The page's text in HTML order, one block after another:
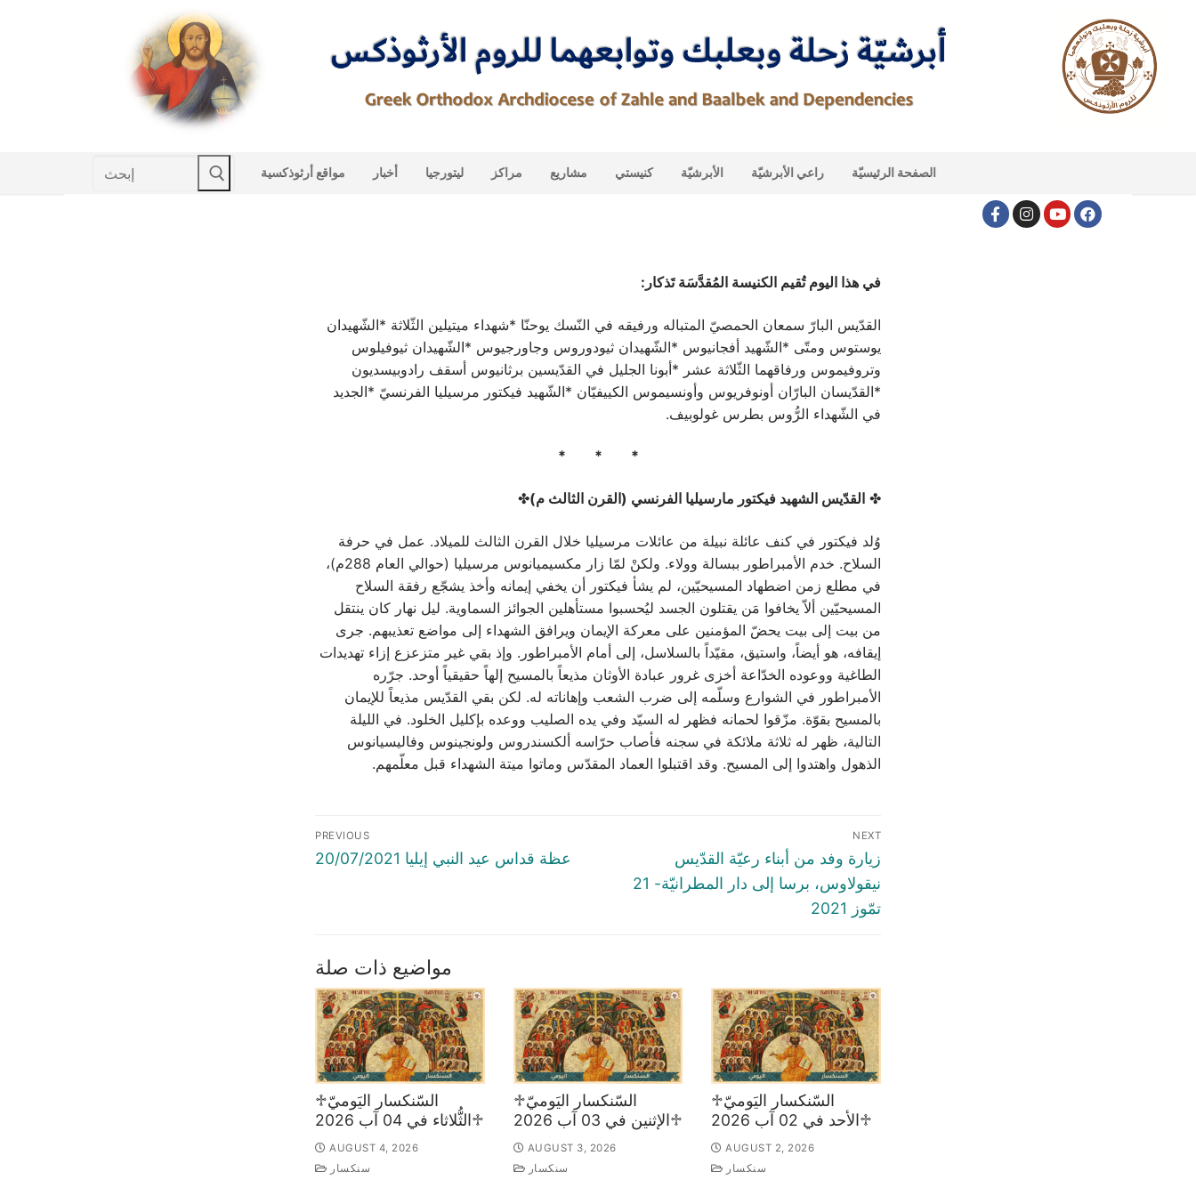
Search
مواقع أرثوذكسية أخبار ليتورجيا مراكز مشاريع كنيستي الأبرشيّة راعي الأبرشيّة الصفحة الرئيسيّة
في هذا اليوم تُقيم الكنيسة المُقدَّسَة تَذكار:
القدّيس البارّ سمعان الحمصيّ المتباله ورفيقه في النّسك يوحنّا *شهداء ميتيلين الثّلاثة *الشّهيدان
يوستوس ومتّى *الشّهيد أفجانيوس *الشّهيدان ثيودوروس وجاورجيوس *الشّهيدان ثيوفيلوس
وتروفيموس ورفاقهما الثّلاثة عشر *أبونا الجليل في القدّيسين برثانيوس أسقف رادوبيسديون
*القدّيسان البارّان أونوفريوس وأونسيموس الكييفيّان *الشّهيد فيكتور مرسيليا الفرنسيّ *الجديد
في الشّهداء الرُّوس بطرس غولوبيف.
* * *
✤ القدّيس الشهيد فيكتور مارسيليا الفرنسي (القرن الثالث م)✤
وُلد فيكتور في كنف عائلة نبيلة من عائلات مرسيليا خلال القرن الثالث للميلاد. عمل في حرفة
السلاح. خدم الأمبراطور ببسالة وولاء. ولكنْ لمّا زار مكسيميانوس مرسيليا (حوالي العام 288م)،
في مطلع زمن اضطهاد المسيحيّين، لم يشأ فيكتور أن يخفي إيمانه وأخذ يشجّع رفقة السلاح
المسيحيّين ألاّ يخافوا مَن يقتلون الجسد ليُحسبوا مستأهلين الجوائز السماوية. ليل نهار كان ينتقل
من بيت إلى بيت يحضّ المؤمنين على معركة الإيمان ويرافق الشهداء إلى مواضع تعذيبهم. جرى
إيقافه، هو أيضاً، واستيق، مقيّداً بالسلاسل، إلى أمام الأمبراطور. وإذ بقي غير متزعزع إزاء تهديدات
الطاغية ووعوده الخدّاعة أخزى غرور عبادة الأوثان مذيعاً بالمسيح إلهاً حقيقياً أوحد. جرّره
الأمبراطور في الشوارع وسلّمه إلى ضرب الشعب وإهاناته له. لكن بقي القدّيس مذيعاً للإيمان
بالمسيح بقوّة. مزّقوا لحمانه فظهر له السيّد وفي يده الصليب ووعده بإكليل الخلود. في الليلة
التالية، ظهر له ثلاثة ملائكة في سجنه فأصاب حرّاسه ألكسندروس ولونجينوس وفاليسيانوس
الذهول واهتدوا إلى المسيح. وقد اقتبلوا العماد المقدّس وماتوا ميتة الشهداء قبل معلّمهم.
Post
navigation
PREVIOUS
Previous
عظة قداس عيد النبي إيليا 20/07/2021
NEXT
Next
post:
زيارة وفد من أبناء رعيّة القدّيس
نيقولاوس، برسا إلى دار المطرانيّة- 21
تمّوز 2021
مواضيع ذات صلة
♱السّنكسار اليَوميّ
♱الثُّلاثاء في 04 آب 2026
AUGUST 4, 2026
سنكسار
♱السّنكسار اليَوميّ
♱الإثنين في 03 آب 2026
AUGUST 3, 2026
سنكسار
♱السّنكسار اليَوميّ
♱الأحد في 02 آب 2026
AUGUST 2, 2026
سنكسار